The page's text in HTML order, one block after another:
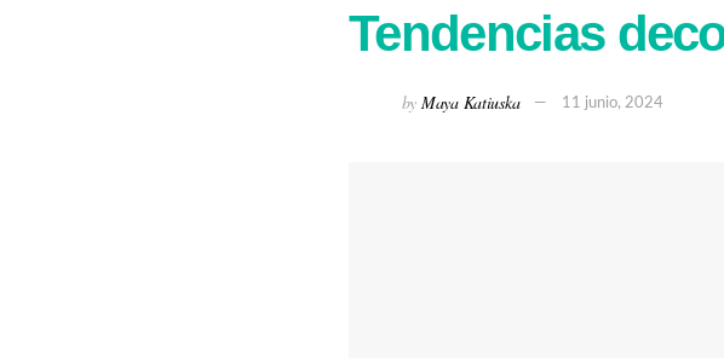
Tendencias
by Maya Katiuska 11 junio, 2024